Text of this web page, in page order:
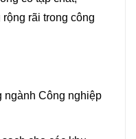
rãi trong công
ngành Công nghiệp